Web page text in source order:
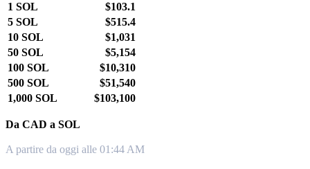
1 SOL
$103.1
5 SOL
$515.4
10 SOL
$1,031
50 SOL
$5,154
100 SOL
$10,310
500 SOL
$51,540
1,000 SOL
$103,100
Da CAD a SOL
A partire da oggi alle 01:44 AM